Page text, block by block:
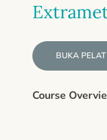
BUKA
Course